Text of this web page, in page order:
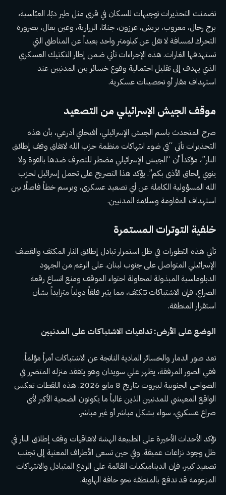
تضمنت التحذيرات توجيهات للسكان في قرى مثل طير دبّا، العبّاسية،
برج رحال، معروب، بريش، عرزون، جناتا، الزرارية، وعين بعال، بضرورة
التحرك لمسافة لا تقل عن كيلومتر واحد بعيداً عن المناطق التي
تستهدفها الغارات. هذه الإجراءات تأتي ضمن إطار التكتيك العسكري
الذي يهدف إلى تقليل احتمالية وقوع خسائر بين المدنيين عند
استهداف مقار أو تحصينات عسكرية.
موقف الجيش الإسرائيلي من التصعيد
صرح المتحدث باسم الجيش الإسرائيلي، أفيخاي أدرعي، بأن هذه
التحذيرات تأتي “في ضوء انتهاكات منظمة حزب الله لاتفاق وقف إطلاق
النار”، مؤكداً أن “الجيش الإسرائيلي مضطر للتصرف ضدها بالقوة ولا
ينوي إلحاق الأذى بكم”. يؤكد هذا التصريح على تحمل إسرائيل لحزب
الله المسؤولية الكاملة عن أي تصعيد عسكري، ويرسم خطاً فاصلًا بين
استهداف المقاومة وسلامة المدنيين.
خلفية التوترات المستمرة
تأتي هذه التطورات في ظل استمرار تبادل إطلاق النار المكثف والقصف
الإسرائيلي المتواصل على جنوب لبنان. على الرغم من الجهود
الدبلوماسية المبذولة لمحاولة احتواء الموقف ومنع اتساع رقعة
الصراع، فإن الاشتباكات تتكثف، مما يثير قلقاً دولياً متزايداً بشأن
استقرار المنطقة.
الوضع على الأرض: تداعيات الاشتباكات على المدنيين
تعد صور الدمار والخسائر المادية الناتجة عن الاشتباكات أمراً مؤلماً.
ففي الصور المرفقة، يظهر علي سويدان وهو يتفقد منزله المتضرر في
الضواحي الجنوبية لبيروت بتاريخ 8 مايو 2026. هذه اللقطات تعكس
الواقع المعيشي للمدنيين الذين غالباً ما يكونون الضحية الأكبر لأي
صراع عسكري، سواء بشكل مباشر أو غير مباشر.
تؤكد الأحداث الأخيرة على الطبيعة الهشة لاتفاقيات وقف إطلاق النار في
ظل وجود نزاعات عميقة. وفي حين تسعى الأطراف المعنية إلى تجنب
تصعيد كبير، فإن الديناميكيات القائمة على الردع المتبادل والانتهاكات
المزعومة قد تدفع بالمنطقة نحو حافة الهاوية.